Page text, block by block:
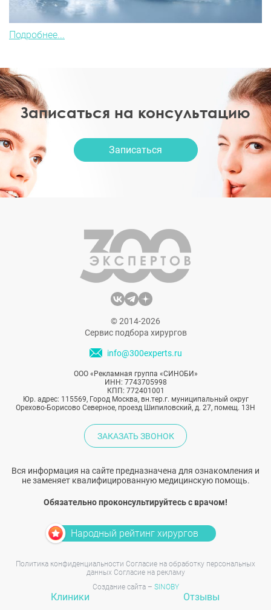
Подробнее...
Записаться на консультацию
Записаться
© 2014-2026
Сервис подбора хирургов
info@300experts.ru
ООО «Рекламная группа «СИНОБИ»
ИНН: 7743705998
КПП: 772401001
Юр. адрес: 115569, Город Москва, вн.тер.г. муниципальный округ
Орехово-Борисово Северное, проезд Шипиловский, д. 27, помещ. 13Н
ЗАКАЗАТЬ ЗВОНОК
Вся информация на сайте предназначена для ознакомления и
не заменяет квалифицированную медицинскую помощь.
Обязательно проконсультируйтесь с врачом!
Народный рейтинг хирургов
Политика конфиденциальности Согласие на обработку персональных
данных Согласие на рекламу
Создание сайта – SINOBY
Клиники Отзывы